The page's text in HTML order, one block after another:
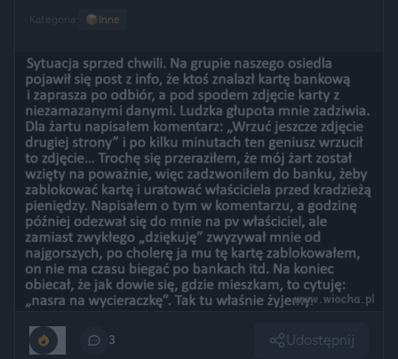
Kategoria: 📦 Inne
3 Udostępnij